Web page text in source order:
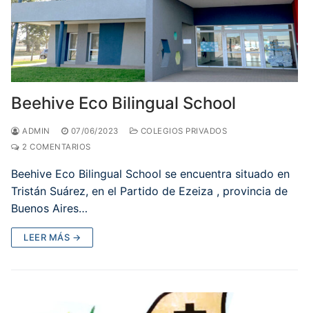
Beehive Eco Bilingual School
ADMIN 07/06/2023
COLEGIOS PRIVADOS
2 COMENTARIOS
Beehive Eco Bilingual School se encuentra situado en
Tristán Suárez, en el Partido de Ezeiza , provincia de
Buenos Aires…
LEER MÁS →